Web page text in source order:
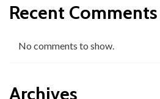
Recent Comments
No comments to show.
Archives